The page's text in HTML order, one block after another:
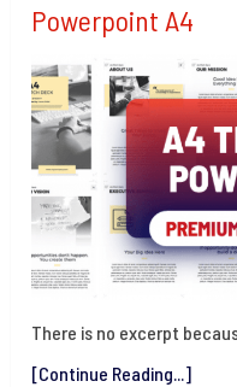
Powerpoint A4
There is no excerpt
[Continue Reading...]